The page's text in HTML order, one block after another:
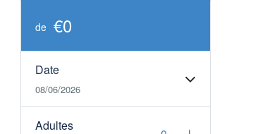
de €0
Date
08/06/2026
Adultes